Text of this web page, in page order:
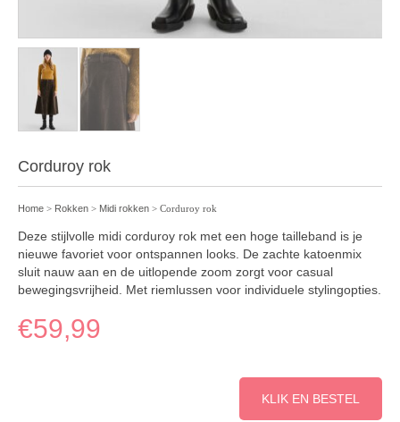
Corduroy rok
Home > Rokken > Midi rokken > Corduroy rok
Deze stijlvolle midi corduroy rok met een hoge tailleband is je
nieuwe favoriet voor ontspannen looks. De zachte katoenmix
sluit nauw aan en de uitlopende zoom zorgt voor casual
bewegingsvrijheid. Met riemlussen voor individuele stylingopties.
€59,99
KLIK EN BESTEL